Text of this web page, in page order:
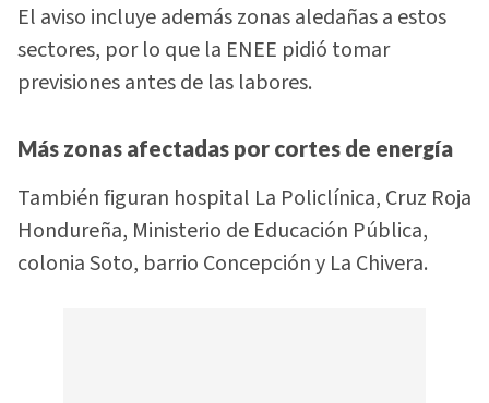
El aviso incluye además zonas aledañas a estos
sectores, por lo que la ENEE pidió tomar
previsiones antes de las labores.
Más zonas afectadas por cortes de energía
También figuran hospital La Policlínica, Cruz Roja
Hondureña, Ministerio de Educación Pública,
colonia Soto, barrio Concepción y La Chivera.